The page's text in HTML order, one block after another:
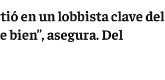
en un lobbista clave del
asegura. Del